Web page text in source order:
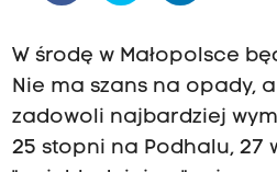
W środę w Małopolsce
Nie ma szans na opady,
zadowoli najbardziej
25 stopni na Podhalu, 27